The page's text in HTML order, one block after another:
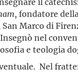
, fondatore
Marco di
nel
e teologia
Nel